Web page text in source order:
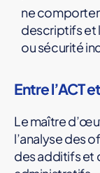
ne
descriptifs et
ou sécurité
Entre l’ACT
Le maître
l’analyse des
des additifs et